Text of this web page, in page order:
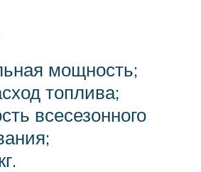
мощность;
топлива;
всесезонного